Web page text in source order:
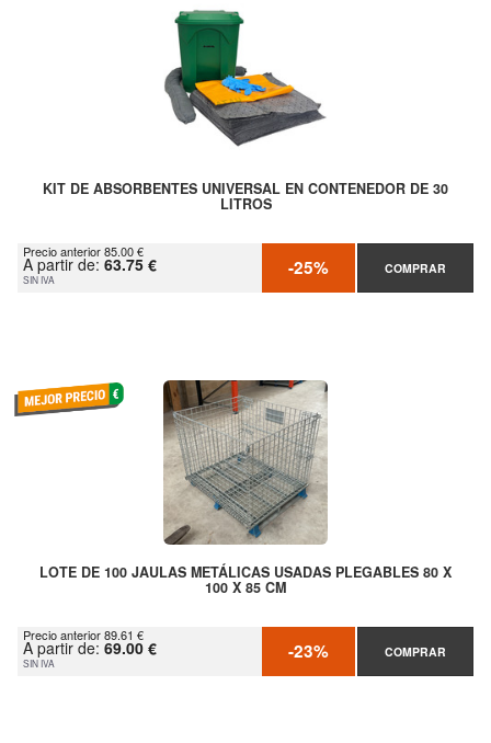
KIT DE ABSORBENTES UNIVERSAL EN CONTENEDOR DE 30
LITROS
Precio anterior 85.00 €
A partir de: 63.75 €
SIN IVA -25% COMPRAR
LOTE DE 100 JAULAS METÁLICAS USADAS PLEGABLES 80 X
100 X 85 CM
Precio anterior 89.61 €
A partir de: 69.00 €
SIN IVA -23% COMPRAR